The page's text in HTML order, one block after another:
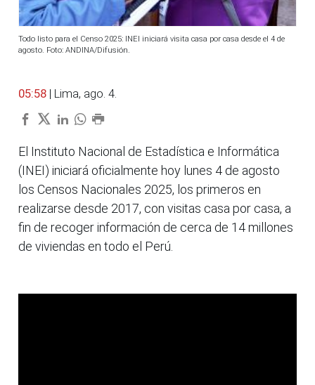
Todo listo para el Censo 2025: INEI iniciará visita casa por casa desde el 4 de
agosto. Foto: ANDINA/Difusión.
05:58 | Lima, ago. 4.
El Instituto Nacional de Estadística e Informática
(INEI) iniciará oficialmente hoy lunes 4 de agosto
los Censos Nacionales 2025, los primeros en
realizarse desde 2017, con visitas casa por casa, a
fin de recoger información de cerca de 14 millones
de viviendas en todo el Perú.